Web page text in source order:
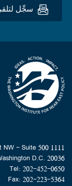
سجِّل لتلقي
Homepage
1111 19th Street NW - Suite 500
D.C. 20036
Tel: 202-452-0650
Fax: 202-223-5364